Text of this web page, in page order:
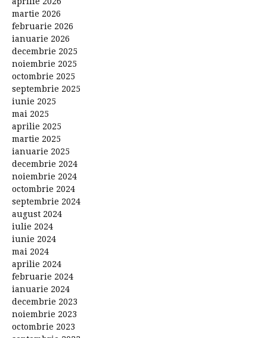
martie 2026
februarie 2026
ianuarie 2026
decembrie 2025
noiembrie 2025
octombrie 2025
septembrie 2025
iunie 2025
mai 2025
aprilie 2025
martie 2025
ianuarie 2025
decembrie 2024
noiembrie 2024
octombrie 2024
septembrie 2024
august 2024
iulie 2024
iunie 2024
mai 2024
aprilie 2024
februarie 2024
ianuarie 2024
decembrie 2023
noiembrie 2023
octombrie 2023